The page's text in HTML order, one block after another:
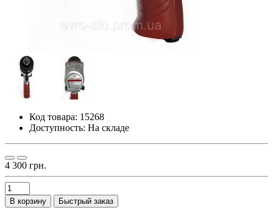
Код товара: 15268
Доступность: На складе
4 300 грн.
В корзину Быстрый заказ